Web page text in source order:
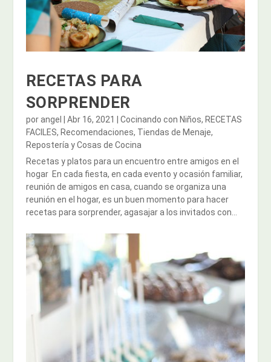
RECETAS PARA
SORPRENDER
porangel Abr 16, 2021 Cocinando con Niños, RECETAS
FACILES, Recomendaciones, Tiendas de Menaje,
Repostería y Cosas de Cocina
Recetas y platos para un encuentro entre amigos en el
hogar En cada fiesta, en cada evento y ocasión familiar,
reunión de amigos en casa, cuando se organiza una
reunión en el hogar, es un buen momento para hacer
recetas para sorprender, agasajar a los invitados con...